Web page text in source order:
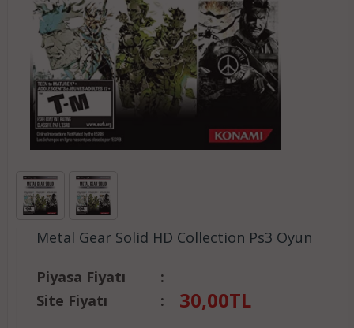
Metal Gear Solid HD Collection Ps3 Oyun
Piyasa Fiyatı
:
Site Fiyatı
: 30,00TL